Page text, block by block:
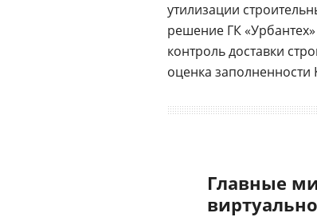
утилизации
решение ГК
контроль доставки
оценка
Главные